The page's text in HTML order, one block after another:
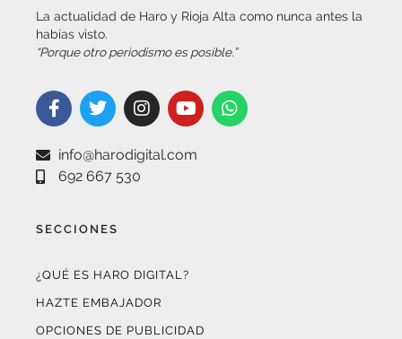
La actualidad de Haro y Rioja Alta como nunca antes la
habías visto.
“Porque otro periodismo es posible.”
info@harodigital.com
692 667 530
SECCIONES
¿QUÉ ES HARO DIGITAL?
HAZTE EMBAJADOR
OPCIONES DE PUBLICIDAD